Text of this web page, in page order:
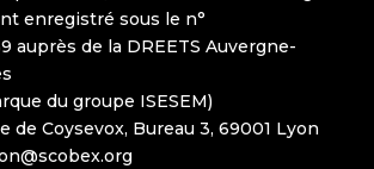
enregistré sous le n°
auprès de la DREETS Auvergne-
du groupe ISESEM)
de Coysevox, Bureau 3, 69001 Lyon